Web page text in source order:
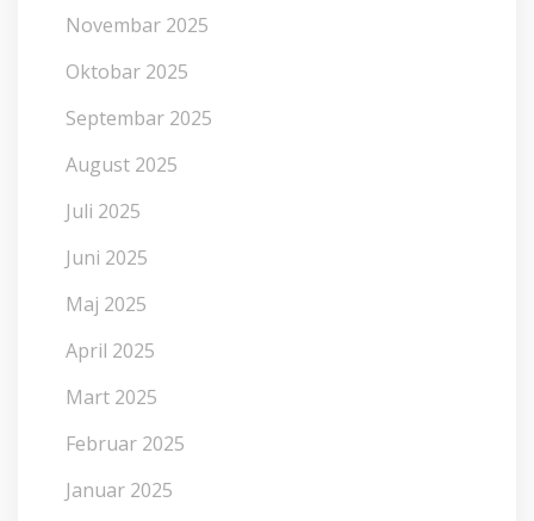
Novembar 2025
Oktobar 2025
Septembar 2025
August 2025
Juli 2025
Juni 2025
Maj 2025
April 2025
Mart 2025
Februar 2025
Januar 2025